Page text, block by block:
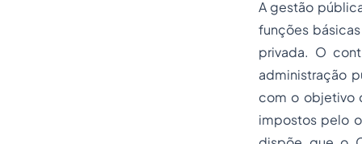
A gestão
funções
privada. O
administração
com o objetivo
impostos pelo